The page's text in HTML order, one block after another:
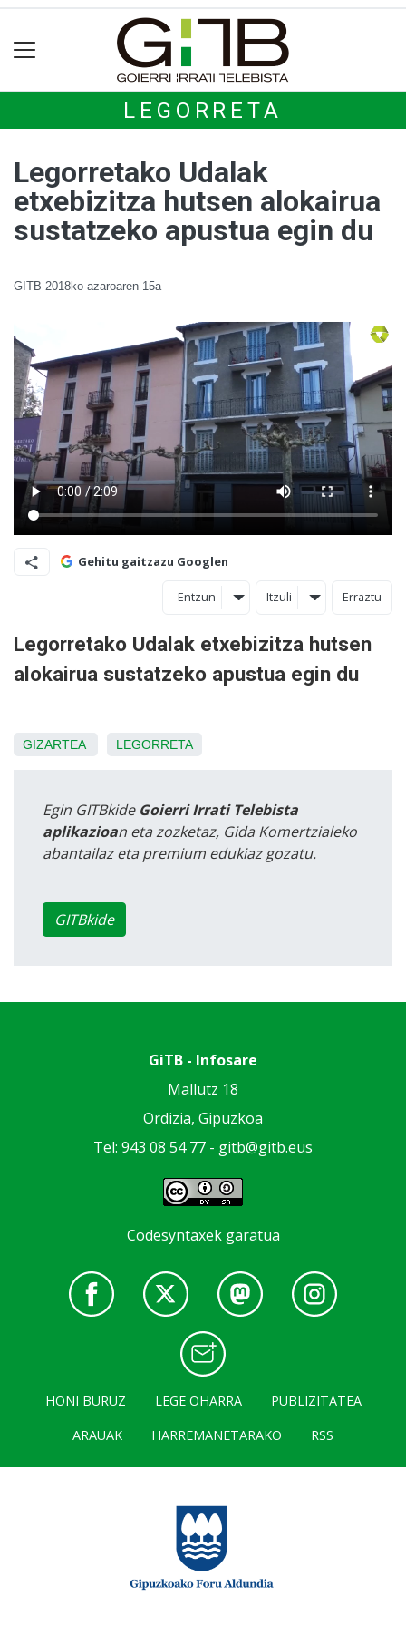
LEGORRETA
Legorretako Udalak
etxebizitza hutsen alokairua
sustatzeko apustua egin du
GITB 2018ko azaroaren 15a
Gehitu gaitzazu Googlen
Entzun Itzuli Erraztu
Legorretako Udalak etxebizitza hutsen
alokairua sustatzeko apustua egin du
GIZARTEA LEGORRETA
Egin GITBkide Goierri Irrati Telebista
aplikazioan eta zozketaz, Gida Komertzialeko
abantailaz eta premium edukiaz gozatu.
GITBkide
GiTB - Infosare
Mallutz 18
Ordizia, Gipuzkoa
Tel: 943 08 54 77 - gitb@gitb.eus
Codesyntaxek garatua
HONI BURUZ LEGE OHARRA
PUBLIZITATEA
ARAUAK
HARREMANETARAKO RSS